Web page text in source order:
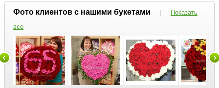
Фото клиентов с нашими букетами |
Показать
все